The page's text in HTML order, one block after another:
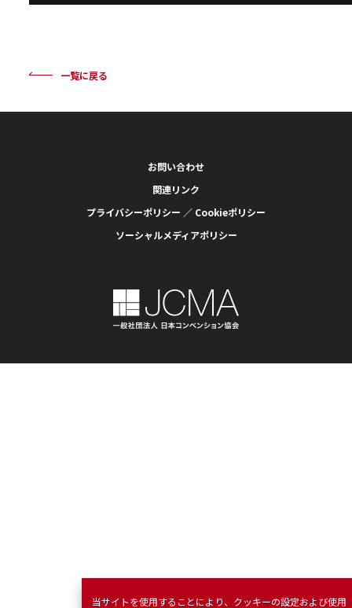
当サイトを使用することにより、クッキーの設定および使用
一覧に戻る
お問い合わせ
関連リンク
プライバシーポリシー ／ Cookieポリシー
ソーシャルメディアポリシー